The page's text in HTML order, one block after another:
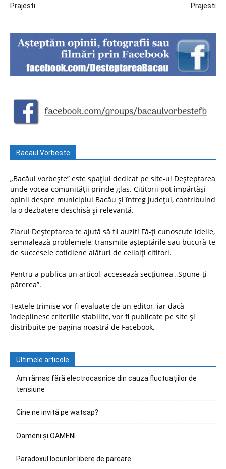
Prajesti
Prajesti
Bacaul Vorbeste
„Bacăul vorbește” este spațiul dedicat pe site-ul Deșteptarea
unde vocea comunității prinde glas. Cititorii pot împărtăși
opinii despre municipiul Bacău și întreg județul, contribuind
la o dezbatere deschisă și relevantă.
Ziarul Deșteptarea te ajută să fii auzit! Fă-ți cunoscute ideile,
semnalează problemele, transmite așteptările sau bucură-te
de succesele cotidiene alături de ceilalți cititori.
Pentru a publica un articol, accesează secțiunea „Spune-ți
părerea”.
Textele trimise vor fi evaluate de un editor, iar dacă
îndeplinesc criteriile stabilite, vor fi publicate pe site și
distribuite pe pagina noastră de Facebook.
Ultimele articole
Am rămas fără electrocasnice din cauza fluctuațiilor de
tensiune
Cine ne invită pe watsap?
Oameni și OAMENI
Paradoxul locurilor libere de parcare